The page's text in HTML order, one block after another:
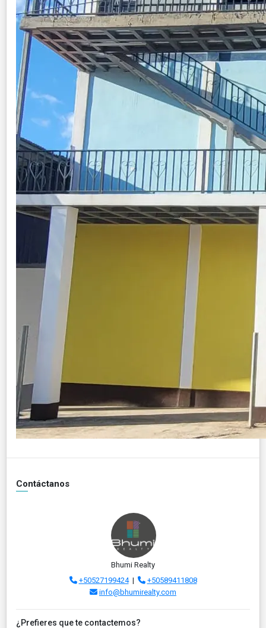
Contáctanos
Bhumi Realty
+50527199424|
+50589411808
info@bhumirealty.com
¿Prefieres que te contactemos?